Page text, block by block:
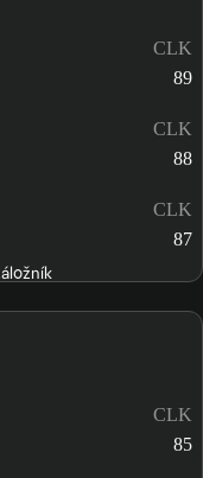
CLK
89
CLK
88
CLK
87
CLK
85